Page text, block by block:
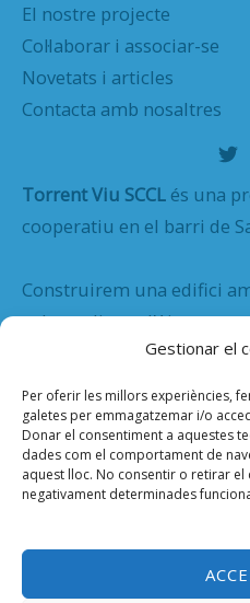
Gestionar el
Per oferir les millors experiències,
galetes per emmagatzemar i/o
Donar el consentiment a aquestes
dades com el comportament de
aquest lloc. No consentir o retirar
negativament determinades
El nostre projecte
Col·laborar i associar-se
Novetats i articles
Contacta amb nosaltres
Torrent Viu SCCL és una
cooperatiu en el barri de
Construirem una edifici
solar cedit per
Solar de Torrent Viu:
Direcció postal: Carrer